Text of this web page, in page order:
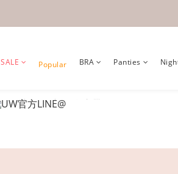
SALE Popular BRA Panties